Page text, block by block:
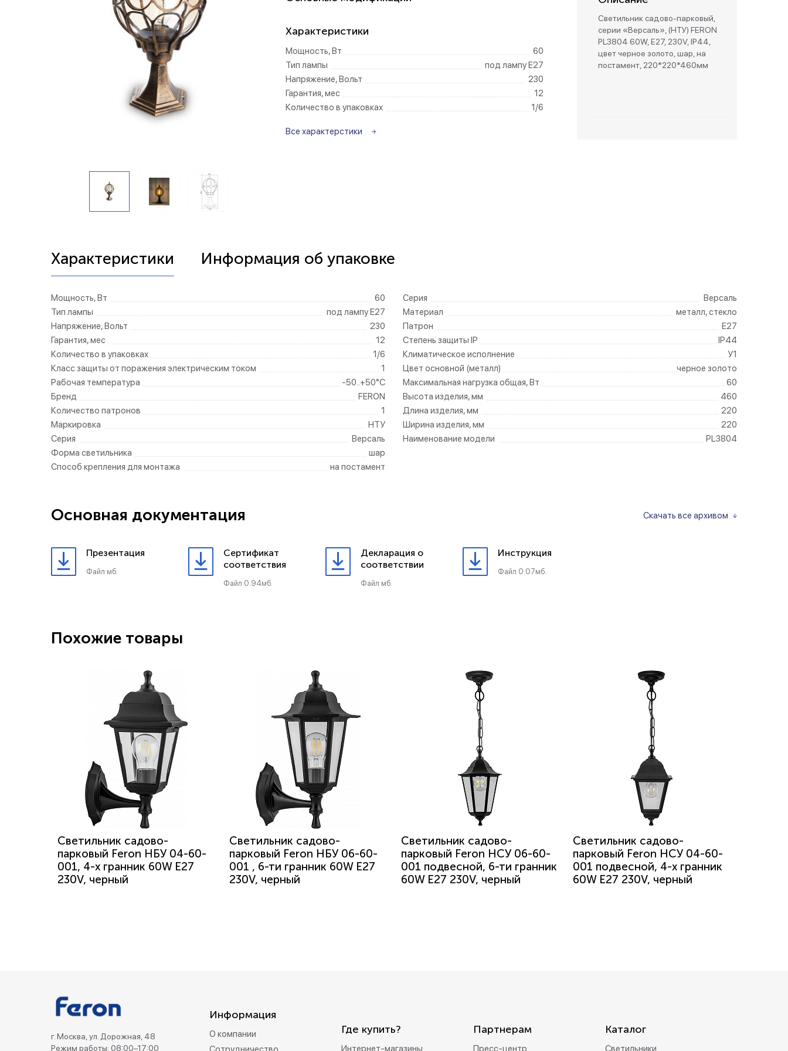
Беспроводные выключатели
Контроллеры и реле 220в Розетки садово-парковые
Характеристики
Мощность, Вт
60
Тип лампы
под лампу Е27
Напряжение, Вольт
230
Гарантия, мес
12
Количество в упаковках
1/6
Все характерстики
Светильник садово-парковый,
серии «Версаль», (НТУ) FERON
PL3804 60W, E27, 230V, IP44,
цвет черное золото, шар, на
постамент, 220*220*460мм
Характеристики Информация об упаковке
Мощность, Вт
60
Тип лампы
под лампу Е27
Напряжение, Вольт
230
Гарантия, мес
12
Количество в упаковках
1/6
Класс защиты от поражения электрическим током
1
Рабочая температура
-50..+50°C
Бренд
FERON
Количество патронов
1
Маркировка
НТУ
Серия
Версаль
Форма светильника
шар
Способ крепления для монтажа
на постамент
Серия
Версаль
Материал
металл, стекло
Патрон
E27
Степень защиты IP
IP44
Климатическое исполнение
У1
Цвет основной (металл)
черное золото
Максимальная нагрузка общая, Вт
60
Высота изделия, мм
460
Длина изделия, мм
220
Ширина изделия, мм
220
Наименование модели
PL3804
Скачать все архивом
Основная документация
Презентация
Файл мб.
Сертификат
соответствия
Файл 0.94мб.
Декларация о
соответствии
Файл мб.
Инструкция
Файл 0.07мб.
Похожие товары
Светильник садово-
парковый Feron НБУ 04-60-
001, 4-х гранник 60W E27
230V, черный
Светильник садово-
парковый Feron НБУ 06-60-
001 , 6-ти гранник 60W E27
230V, черный
Светильник садово-
парковый Feron НСУ 06-60-
001 подвесной, 6-ти гранник
60W E27 230V, черный
Светильник садово-
парковый Feron НСУ 04-60-
001 подвесной, 4-х гранник
60W E27 230V, черный
г. Москва, ул. Дорожная, 48
Режим работы: 08:00–17:00
Информация
О компании
Где купить?
Интернет-магазины
Партнерам
Пресс-центр
Каталог
Светильники